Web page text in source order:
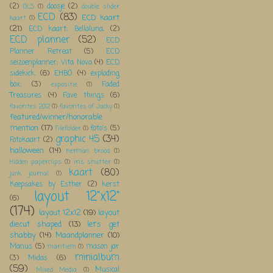
(2) DLS (1) doosje (2) double slider
kaart (1) ECD (83) ECD kaart
(21)
ECD kaart; Bellaluna; (2)
ECD planner (52)
ECD
Planner Retreat
(5)
ECD
seizoenplanner; Vita Nova (4) ECD
sidekick (6) EHBO (4) exploding
box;
(3) expositie (1)
Faded
Treasures
(4) Fave things (6)
favorites 2012 (1) favorites of Jacky (1)
featured/winner/honorable
mention (17) Filefolder (1) foto's (5)
Fotokaart (2) graphic 45 (34)
halloween (14) herman brood (1)
Hidden paperclips (1) iris shutter (1)
junk journal
(1) kaart (80)
Keepsakes by Esther (2) kerst
(6)
layout 12"x12"
(174) layout 12x12 (19) layout
diecut shaped
(13)
let's get
shabby (14) Maandplanner (10)
Manus (5) maritiem (1) mason jar
(3)
Midas (6) minialbum
(59) Mixed Media (1) Musical